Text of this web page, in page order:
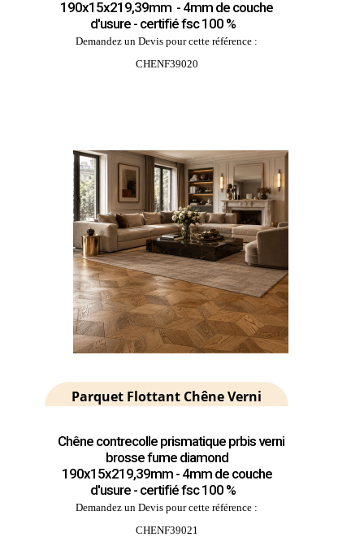
190x15x219,39mm - 4mm de couche
d'usure - certifié fsc 100 %
Demandez un Devis pour cette référence :
CHENF39020
Parquet Flottant Chêne Verni
Chêne contrecolle prismatique prbis verni
brosse fume diamond
190x15x219,39mm - 4mm de couche
d'usure - certifié fsc 100 %
Demandez un Devis pour cette référence :
CHENF39021